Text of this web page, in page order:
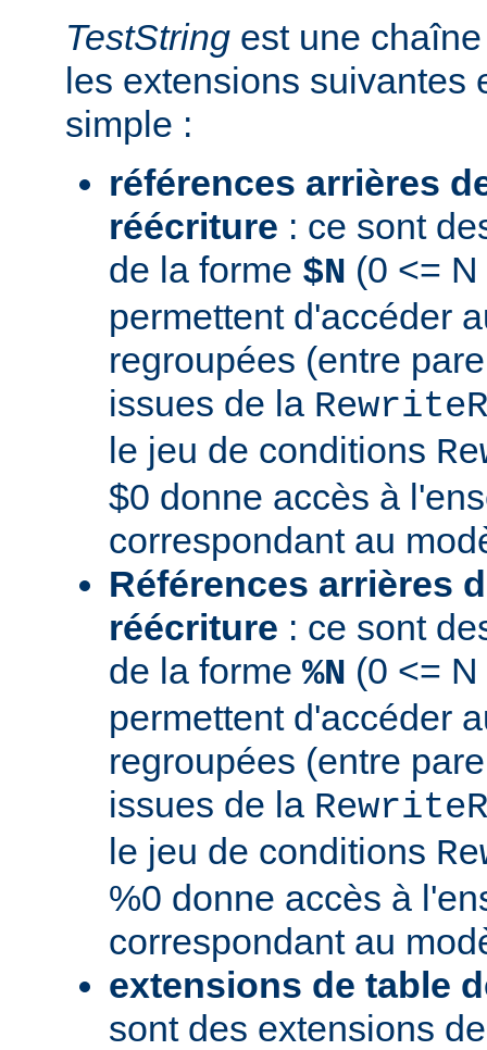
TestString est une
les extensions suivantes
simple :
références arrières
réécriture : ce sont
de la forme $N (0 <=
permettent d'accéder
regroupées (entre
issues de la
le jeu de conditions
$0 donne accès à
correspondant au
Références arrières
réécriture : ce sont
de la forme %N (0 <=
permettent d'accéder
regroupées (entre
issues de la
le jeu de conditions
%0 donne accès à
correspondant au
extensions de table
sont des extensions